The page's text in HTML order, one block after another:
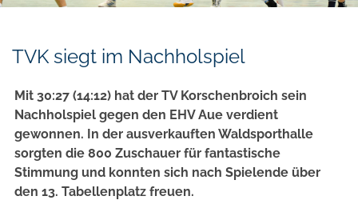
TVK siegt im Nachholspiel
Mit 30:27 (14:12) hat der TV Korschenbroich sein
Nachholspiel gegen den EHV Aue verdient
gewonnen. In der ausverkauften Waldsporthalle
sorgten die 800 Zuschauer für fantastische
Stimmung und konnten sich nach Spielende über
den 13. Tabellenplatz freuen.